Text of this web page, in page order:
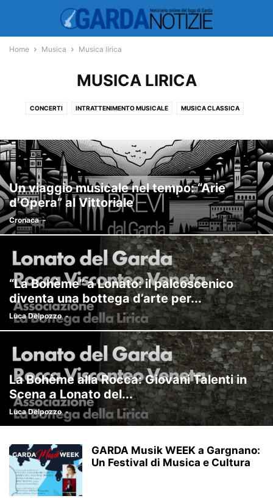
Home Musica Musica lirica
MUSICA LIRICA
CONCERTI INTRATTENIMENTO MUSICALE MUSICA CLASSICA
Un viaggio musicale nel tempo: “Arie
d’Opera” al Vittoriale
Cronaca -
“La Bohème” a Lonato: il palcoscenico
diventa una bottega d’arte per...
Luca Delpozzo -
La Bohème alla Rocca: Giovani Talenti in
Scena a Lonato del...
Luca Delpozzo -
GARDA Musik WEEK a Gargnano:
Un Festival di Musica e Cultura